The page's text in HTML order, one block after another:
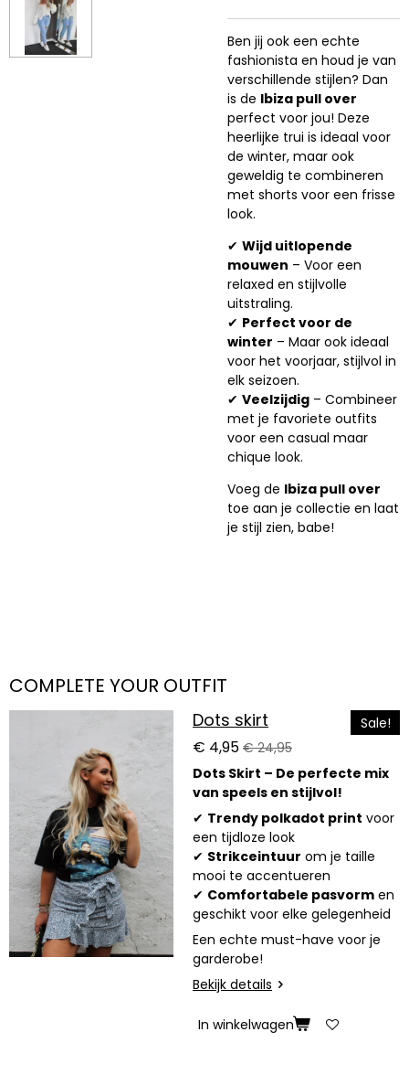
Ben jij ook een echte
fashionista en houd je van
verschillende stijlen? Dan
is de Ibiza pull over
perfect voor jou! Deze
heerlijke trui is ideaal voor
de winter, maar ook
geweldig te combineren
met shorts voor een frisse
look.
✔ Wijd uitlopende
mouwen – Voor een
relaxed en stijlvolle
uitstraling.
✔ Perfect voor de
winter – Maar ook ideaal
voor het voorjaar, stijlvol in
elk seizoen.
✔ Veelzijdig – Combineer
met je favoriete outfits
voor een casual maar
chique look.
Voeg de Ibiza pull over
toe aan je collectie en laat
je stijl zien, babe!
COMPLETE YOUR OUTFIT
Sale!
Dots skirt
€ 4,95 € 24,95
Dots Skirt – De perfecte mix
van speels en stijlvol!
✔ Trendy polkadot print voor
een tijdloze look
✔ Strikceintuur om je taille
mooi te accentueren
✔ Comfortabele pasvorm en
geschikt voor elke gelegenheid
Een echte must-have voor je
garderobe!
Bekijk details
In winkelwagen